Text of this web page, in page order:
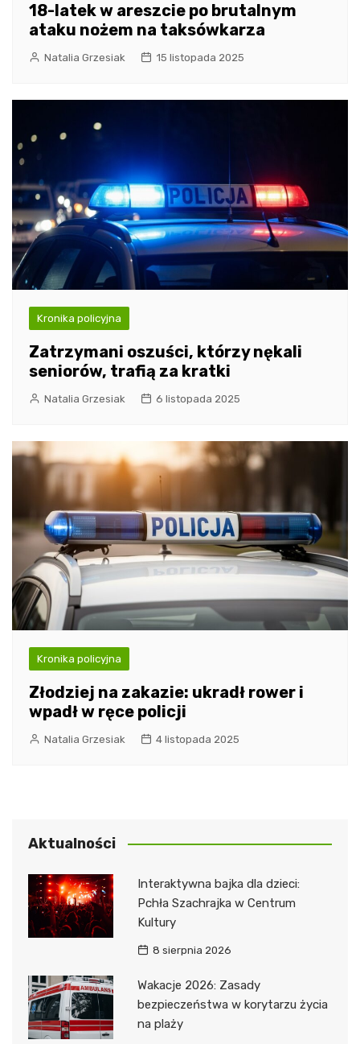
18-latek w areszcie po brutalnym
ataku nożem na taksówkarza
Natalia Grzesiak 15 listopada 2025
Kronika policyjna
Zatrzymani oszuści, którzy nękali
seniorów, trafią za kratki
Natalia Grzesiak 6 listopada 2025
Kronika policyjna
Złodziej na zakazie: ukradł rower i
wpadł w ręce policji
Natalia Grzesiak 4 listopada 2025
Aktualności
Interaktywna bajka dla dzieci:
Pchła Szachrajka w Centrum
Kultury
8 sierpnia 2026
Wakacje 2026: Zasady
bezpieczeństwa w korytarzu życia
na plaży